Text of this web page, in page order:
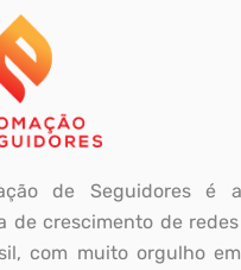
de Seguidores é
de crescimento de
com muito orgulho